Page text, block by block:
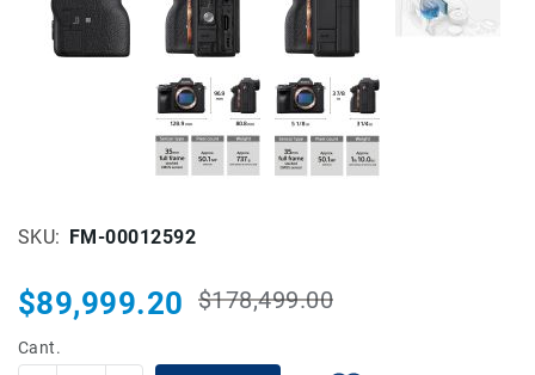
Rieles
ó
Sliders
Monitores
de
Campo
Otros
Cuidados
SKU FM-00012592
Cant.
Precio
$178,499.00
Precio
especial
$89,999.20